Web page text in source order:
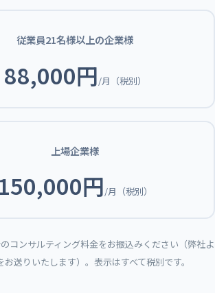
従業員21名様以上の企業様
88,000円/月（税別）
上場企業様
150,000円/月（税別）
コンサルティング料金をお振込みください（弊社よ
お送りいたします）。表示はすべて税別です。